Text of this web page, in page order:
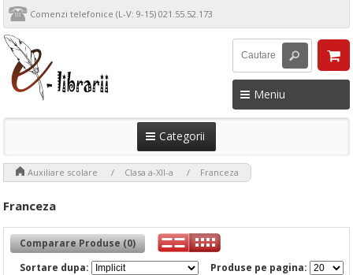
Comenzi telefonice (L-V: 9-15) 021.55.52.173
Meniu
Categorii
Auxiliare scolare Clasa a-XII-a Franceza
Franceza
Comparare Produse (0)
Produse pe pagina:
Sortare dupa: